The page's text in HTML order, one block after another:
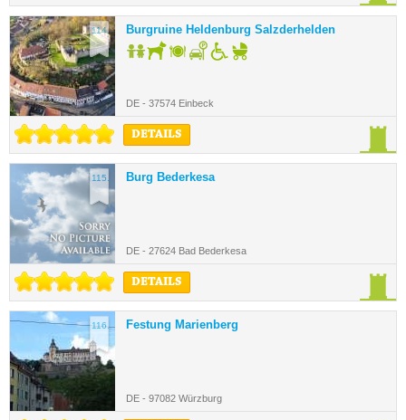
114. Burgruine Heldenburg Salzderhelden
DE - 37574 Einbeck
DETAILS
115. Burg Bederkesa
DE - 27624 Bad Bederkesa
DETAILS
116. Festung Marienberg
DE - 97082 Würzburg